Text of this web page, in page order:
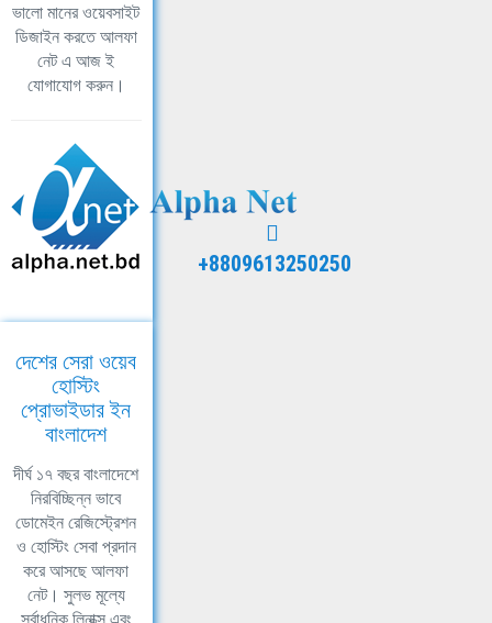
ভালো মানের ওয়েবসাইট
ডিজাইন করতে আলফা
নেট এ আজ ই
যোগাযোগ করুন।
+8809613250250
দেশের সেরা ওয়েব
হোস্টিং
প্রোভাইডার ইন
বাংলাদেশ
দীর্ঘ ১৭ বছর বাংলাদেশে
নিরবিচ্ছিন্ন ভাবে
ডোমেইন রেজিস্ট্রেশন
ও হোস্টিং সেবা প্রদান
করে আসছে আলফা
নেট। সুলভ মূল্যে